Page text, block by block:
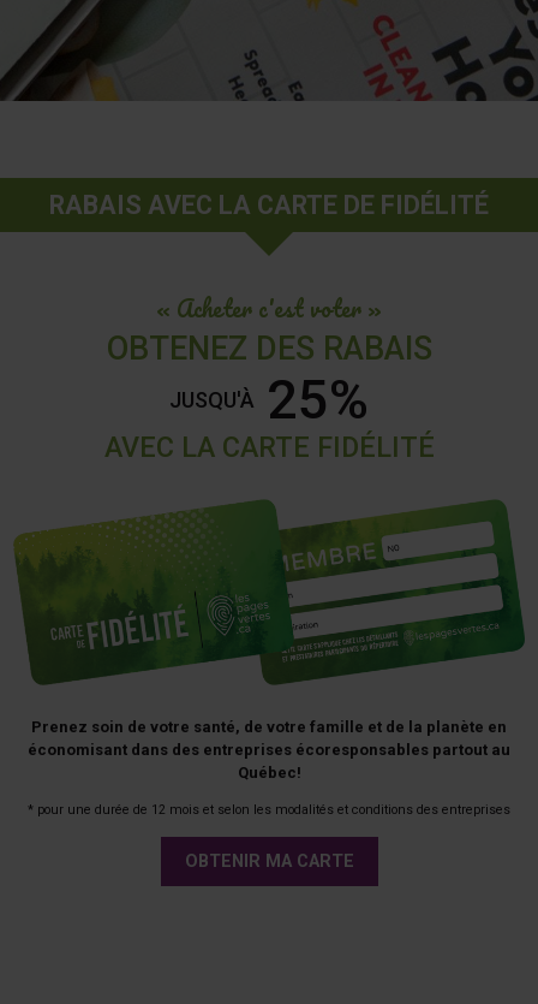
RABAIS AVEC LA CARTE DE FIDÉLITÉ
« Acheter c'est voter »
OBTENEZ DES RABAIS
JUSQU'À 25%
AVEC LA CARTE FIDÉLITÉ
Prenez soin de votre santé, de votre famille et de la planète en
économisant dans des entreprises écoresponsables partout au
Québec!
* pour une durée de 12 mois et selon les modalités et conditions des entreprises
OBTENIR MA CARTE